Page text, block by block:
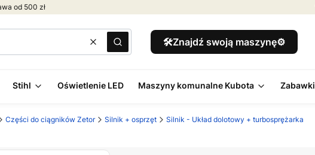
od 500 zł
WyczyśćSzukaj 🛠️Znajdź swoją maszynę⚙️
Stihl Oświetlenie LED Maszyny komunalne Kubota Zabawki
Części do ciągników Zetor Silnik + osprzęt
Silnik - Układ dolotowy + turbosprężarka